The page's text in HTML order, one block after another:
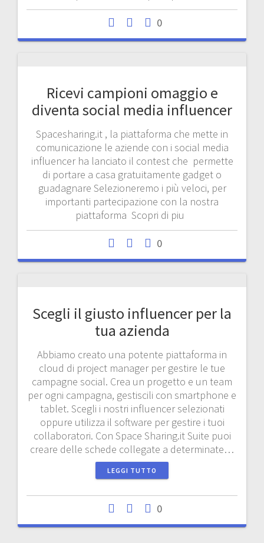
0
Ricevi campioni omaggio e
diventa social media influencer
Spacesharing.it , la piattaforma che mette in
comunicazione le aziende con i social media
influencer ha lanciato il contest che permette
di portare a casa gratuitamente gadget o
guadagnare Selezioneremo i più veloci, per
importanti partecipazione con la nostra
piattaforma Scopri di piu
0
Scegli il giusto influencer per la
tua azienda
Abbiamo creato una potente piattaforma in
cloud di project manager per gestire le tue
campagne social. Crea un progetto e un team
per ogni campagna, gestiscili con smartphone e
tablet. Scegli i nostri influencer selezionati
oppure utilizza il software per gestire i tuoi
collaboratori. Con Space Sharing.it Suite puoi
creare delle schede collegate a determinate…
LEGGI TUTTO
0